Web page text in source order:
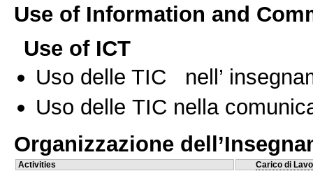
Use of Information and
Use of ICT
Uso delle TIC nell’
Uso delle TIC nella
Organizzazione
Activities
Carico di